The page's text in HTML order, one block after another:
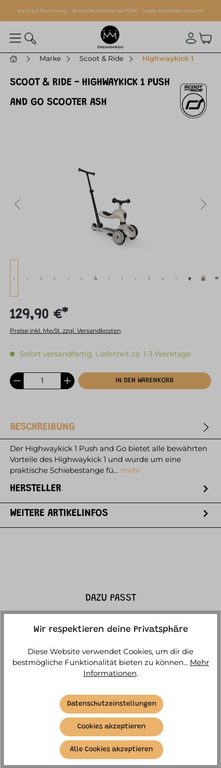
springen
Kauf auf Rechnung · Versandkostenfrei ab 100€ · super schneller Versand
Marke Scoot & Ride Highwaykick 1
SCOOT & RIDE - HIGHWAYKICK 1 PUSH
AND GO SCOOTER ASH
129,90 €*
Preise inkl. MwSt. zzgl. Versandkosten
Sofort versandfertig, Lieferzeit ca. 1-3 Werktage
IN DEN WARENKORB
BESCHREIBUNG
Der Highwaykick 1 Push and Go bietet alle bewährten
Vorteile des Highwaykick 1 und wurde um eine
praktische Schiebestange fü… mehr
HERSTELLER
WEITERE ARTIKELINFOS
DAZU PASST
Scoot & Ride - Helm XXS-S ash
Wir respektieren deine Privatsphäre
Diese Website verwendet Cookies, um dir die
bestmögliche Funktionalität bieten zu können... Mehr
Informationen.
Datenschutzeinstellungen
Cookies akzeptieren
Alle Cookies akzeptieren